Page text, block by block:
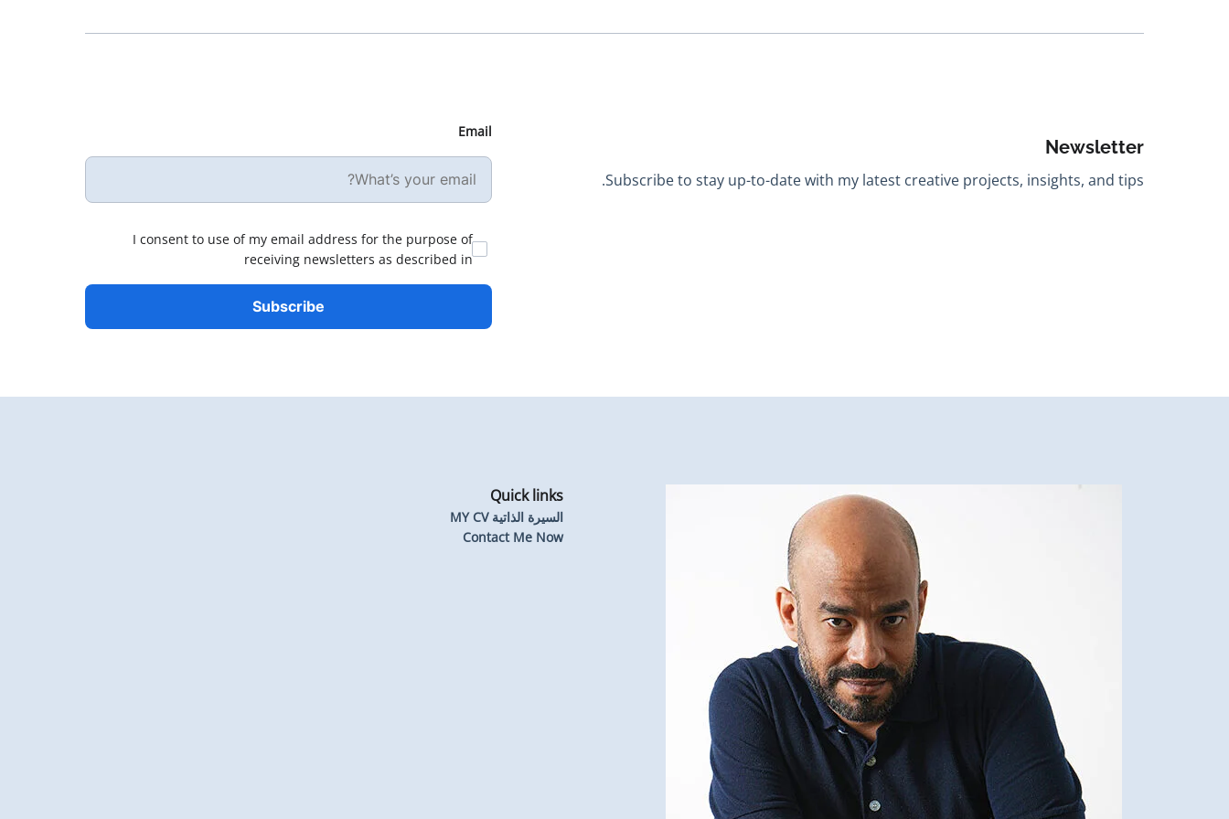
Newsletter
Subscribe to stay up-to-date with my latest creative projects, insights, and tips.
Email
I consent to use of my email address for the purpose of
receiving newsletters as described in
Quick links
السيرة الذاتية MY CV
Contact Me Now